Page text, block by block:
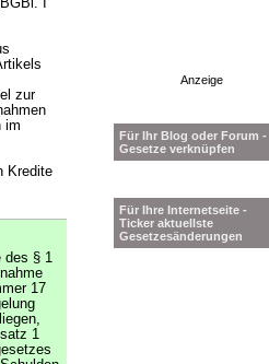
I
zur
im
Kredite
des § 1
17
1
Anzeige
Für Ihr Blog oder Forum -
Gesetze verknüpfen
Für Ihre Internetseite -
Ticker aktuellste
Gesetzesänderungen